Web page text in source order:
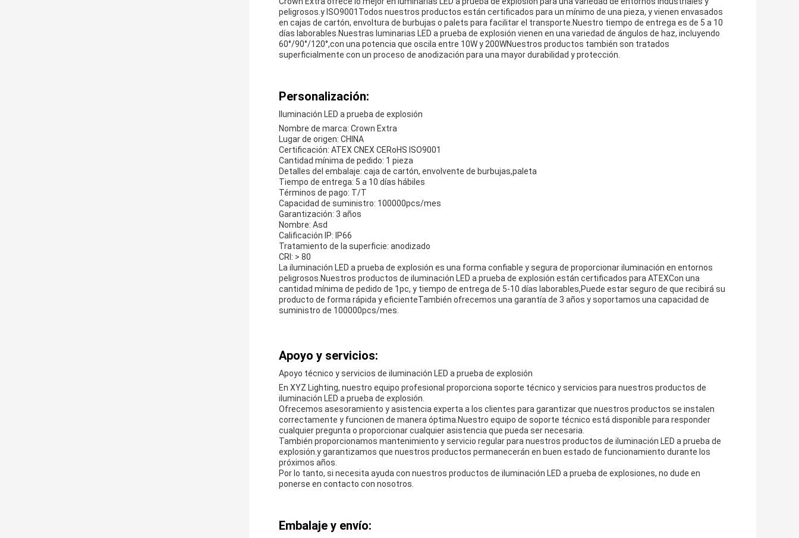
peligrosos.y ISO9001Todos nuestros productos están certificados para un mínimo de una pieza, y vienen envasados
en cajas de cartón, envoltura de burbujas o palets para facilitar el transporte.Nuestro tiempo de entrega es de 5 a 10
días laborables.Nuestras luminarias LED a prueba de explosión vienen en una variedad de ángulos de haz, incluyendo
60°/90°/120°,con una potencia que oscila entre 10W y 200WNuestros productos también son tratados
superficialmente con un proceso de anodización para una mayor durabilidad y protección.
Personalización:
Iluminación LED a prueba de explosión
Nombre de marca: Crown Extra
Lugar de origen: CHINA
Certificación: ATEX CNEX CERoHS ISO9001
Cantidad mínima de pedido: 1 pieza
Detalles del embalaje: caja de cartón, envolvente de burbujas,paleta
Tiempo de entrega: 5 a 10 días hábiles
Términos de pago: T/T
Capacidad de suministro: 100000pcs/mes
Garantización: 3 años
Nombre: Asd
Calificación IP: IP66
Tratamiento de la superficie: anodizado
CRI: > 80
La iluminación LED a prueba de explosión es una forma confiable y segura de proporcionar iluminación en entornos
peligrosos.Nuestros productos de iluminación LED a prueba de explosión están certificados para ATEXCon una
cantidad mínima de pedido de 1pc, y tiempo de entrega de 5-10 días laborables,Puede estar seguro de que recibirá su
producto de forma rápida y eficienteTambién ofrecemos una garantía de 3 años y soportamos una capacidad de
suministro de 100000pcs/mes.
Apoyo y servicios:
Apoyo técnico y servicios de iluminación LED a prueba de explosión
En XYZ Lighting, nuestro equipo profesional proporciona soporte técnico y servicios para nuestros productos de
iluminación LED a prueba de explosión.
Ofrecemos asesoramiento y asistencia experta a los clientes para garantizar que nuestros productos se instalen
correctamente y funcionen de manera óptima.Nuestro equipo de soporte técnico está disponible para responder
cualquier pregunta o proporcionar cualquier asistencia que pueda ser necesaria.
También proporcionamos mantenimiento y servicio regular para nuestros productos de iluminación LED a prueba de
explosión.y garantizamos que nuestros productos permanecerán en buen estado de funcionamiento durante los
próximos años.
Por lo tanto, si necesita ayuda con nuestros productos de iluminación LED a prueba de explosiones, no dude en
ponerse en contacto con nosotros.
Embalaje y envío: